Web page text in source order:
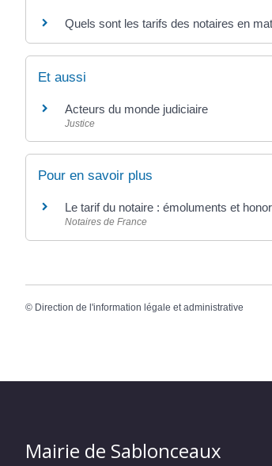
Quels sont les tarifs des notaires en
Et aussi
Acteurs du monde judiciaire
Justice
Pour en savoir plus
Le tarif du notaire : émoluments et
Notaires de France
© Direction de l'information légale et administrative
Mairie de Sablonceaux